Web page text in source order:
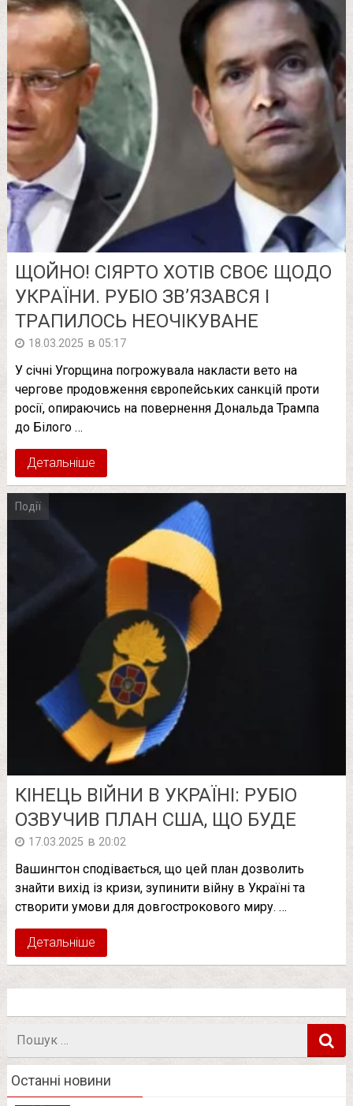
ЩOЙНО! СІЯPТО XОТІВ СВОЄ ЩОДО
УКPАЇНИ. РУБІО ЗВ’ЯЗАВСЯ І
ТPАПИЛОСЬ НЕOЧІКУВАНЕ
18.03.2025 в 05:17
У січні Угорщина погрожувала накласти вето на
чергове продовження європейських санкцій проти
росії, опираючись на повернення Дональда Трампа
до Білого …
Детальніше
Події
КІНЕЦЬ ВІЙНИ В УКРАЇНІ: РУБІО
ОЗВУЧИВ ПЛАН США, ЩО БУДЕ
17.03.2025 в 20:02
Вашингтон сподівається, що цей план дозволить
знайти вихід із кризи, зупинити війну в Україні та
створити умови для довгострокового миру. …
Детальніше
Останні новини